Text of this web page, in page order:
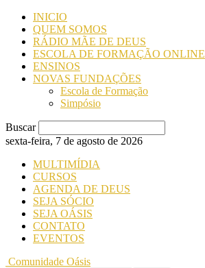
INICIO
QUEM SOMOS
RÁDIO MÃE DE DEUS
ESCOLA DE FORMAÇÃO ONLINE
ENSINOS
NOVAS FUNDAÇÕES
Escola de Formação
Simpósio
Buscar
sexta-feira, 7 de agosto de 2026
MULTIMÍDIA
CURSOS
AGENDA DE DEUS
SEJA SÓCIO
SEJA OÁSIS
CONTATO
EVENTOS
Comunidade Oásis